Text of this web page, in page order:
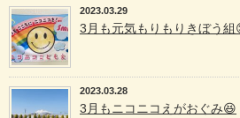
2023.03.29
3月も元気もりもりきぼう
2023.03.28
3月もニコニコえがおぐみ😆